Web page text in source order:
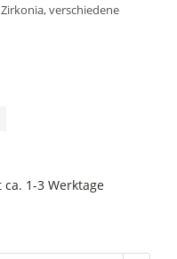
verschiedene
1-3 Werktage